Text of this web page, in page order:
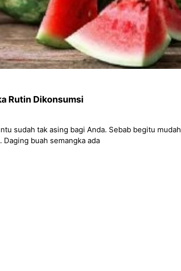
Rutin Dikonsumsi
sudah tak asing bagi Anda. Sebab begitu mudah
buah semangka ada